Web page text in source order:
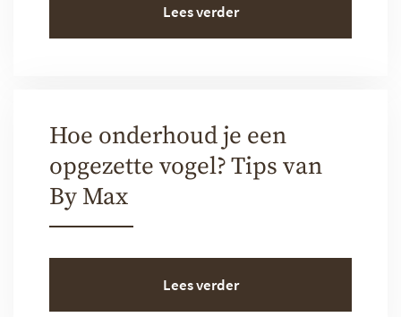
Lees verder
Hoe onderhoud je een
opgezette vogel? Tips van
By Max
Lees verder